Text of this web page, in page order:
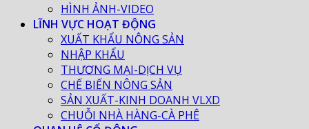
HÌNH ẢNH-VIDEO
LĨNH VỰC HOẠT ĐỘNG
XUẤT KHẨU NÔNG SẢN
NHẬP KHẨU
THƯƠNG MẠI-DỊCH VỤ
CHẾ BIẾN NÔNG SẢN
SẢN XUẤT-KINH DOANH VLXD
CHUỖI NHÀ HÀNG-CÀ PHÊ